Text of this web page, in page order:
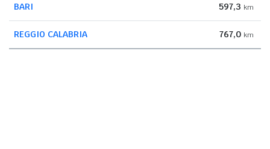
BARI 597,3 km
REGGIO CALABRIA 767,0 km